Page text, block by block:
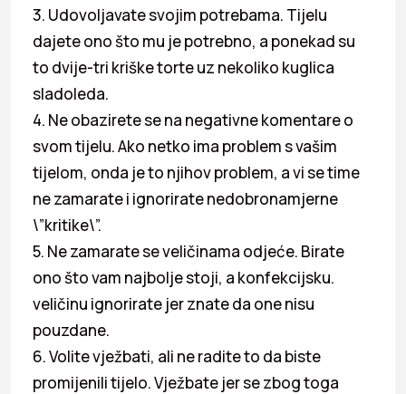
3. Udovoljavate svojim potrebama. Tijelu
dajete ono što mu je potrebno, a ponekad su
to dvije-tri kriške torte uz nekoliko kuglica
sladoleda.
4. Ne obazirete se na negativne komentare o
svom tijelu. Ako netko ima problem s vašim
tijelom, onda je to njihov problem, a vi se time
ne zamarate i ignorirate nedobronamjerne
\”kritike\”.
5. Ne zamarate se veličinama odjeće. Birate
ono što vam najbolje stoji, a konfekcijsku.
veličinu ignorirate jer znate da one nisu
pouzdane.
6. Volite vježbati, ali ne radite to da biste
promijenili tijelo. Vježbate jer se zbog toga